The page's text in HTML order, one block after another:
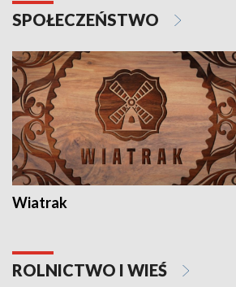
SPOŁECZEŃSTWO
Wiatrak
ROLNICTWO I WIEŚ